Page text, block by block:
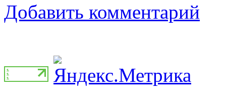
Добавить комментарий